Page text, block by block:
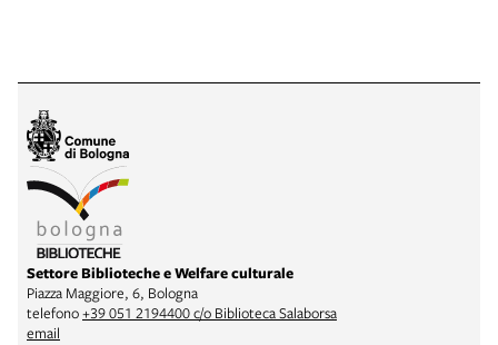
Settore Biblioteche e Welfare culturale
Piazza Maggiore, 6, Bologna
telefono+39 051 2194400 c/o Biblioteca Salaborsa
email